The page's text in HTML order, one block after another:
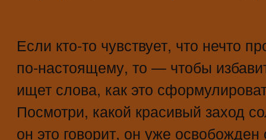
Если кто-то чувствует, что нечто
по-настоящему, то — чтобы
ищет слова, как это
Посмотри, какой красивый заход
он это говорит, он уже